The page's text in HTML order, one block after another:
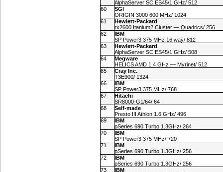
AlphaServer SC ES45/1 GHz/ 512
60
SGI
ORIGIN 3000 600 MHz/ 1024
61
Hewlett-Packard
rx2600 Itanium2 Cluster — Quadrics/ 256
62
IBM
SP Power3 375 MHz 16 way/ 812
63
Hewlett-Packard
AlphaServer SC ES45/1 GHz/ 508
64
Megware
HELICS AMD 1.4 GHz — Myrinet/ 512
65
Cray Inc.
T3E900/ 1324
66
IBM
SP Power3 375 MHz/ 768
67
Hitachi
SR8000-G1 /64/ 64
68
Self-made
Presto III Athlon 1.6 GHz/ 496
69
IBM
pSeries 690 Turbo 1.3GHz/ 264
70
IBM
SP Power3 375 MHz/ 720
71
IBM
pSeries 690 Turbo 1.3GHz/ 256
72
IBM
pSeries 690 Turbo 1.3GHz/ 256
73
IBM